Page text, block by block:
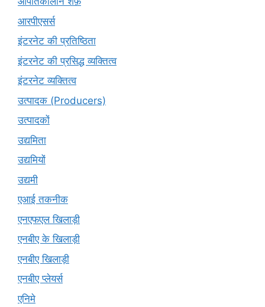
आरपीएसर्स
इंटरनेट की प्रतिष्ठिता
इंटरनेट की प्रसिद्ध व्यक्तित्व
इंटरनेट व्यक्तित्व
उत्पादक (Producers)
उत्पादकों
उद्यमिता
उद्यमियों
उद्यमी
एआई तकनीक
एनएफएल खिलाड़ी
एनबीए के खिलाड़ी
एनबीए खिलाड़ी
एनबीए प्लेयर्स
एनिमे